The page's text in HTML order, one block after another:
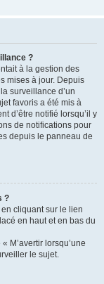
?
à la gestion des
mises à jour. Depuis
surveillance d’un
favoris a été mis à
d’être notifié lorsqu’il y
de notifications pour
depuis le panneau de
?
cliquant sur le lien
en haut et en bas du
M’avertir lorsqu’une
le sujet.